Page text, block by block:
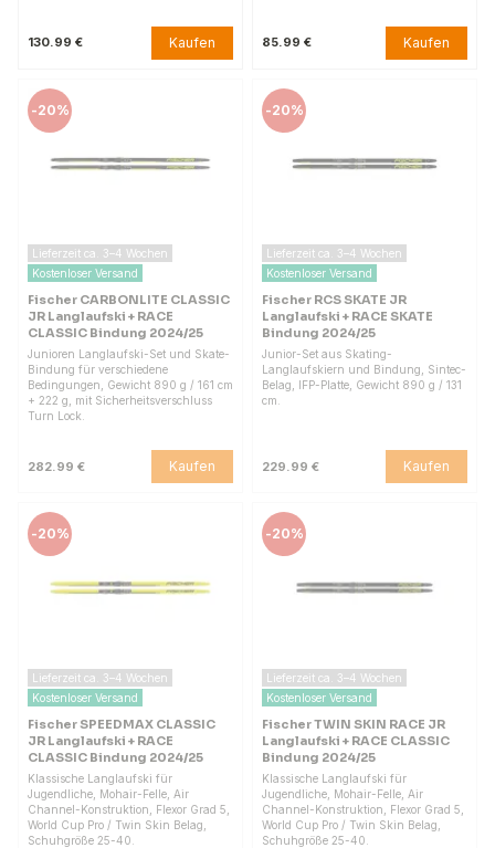
130.99 € Kaufen 85.99 € Kaufen
-20%
Lieferzeit ca. 3–4 Wochen
Kostenloser Versand
Fischer CARBONLITE CLASSIC
JR Langlaufski + RACE
CLASSIC Bindung 2024/25
Junioren Langlaufski-Set und Skate-
Bindung für verschiedene
Bedingungen, Gewicht 890 g / 161 cm
+ 222 g, mit Sicherheitsverschluss
Turn Lock.
282.99 € Kaufen
-20%
Lieferzeit ca. 3–4 Wochen
Kostenloser Versand
Fischer RCS SKATE JR
Langlaufski + RACE SKATE
Bindung 2024/25
Junior-Set aus Skating-
Langlaufskiern und Bindung, Sintec-
Belag, IFP-Platte, Gewicht 890 g / 131
cm.
229.99 € Kaufen
-20%
Lieferzeit ca. 3–4 Wochen
Kostenloser Versand
Fischer SPEEDMAX CLASSIC
JR Langlaufski + RACE
CLASSIC Bindung 2024/25
Klassische Langlaufski für
Jugendliche, Mohair-Felle, Air
Channel-Konstruktion, Flexor Grad 5,
World Cup Pro / Twin Skin Belag,
Schuhgröße 25-40.
-20%
Lieferzeit ca. 3–4 Wochen
Kostenloser Versand
Fischer TWIN SKIN RACE JR
Langlaufski + RACE CLASSIC
Bindung 2024/25
Klassische Langlaufski für
Jugendliche, Mohair-Felle, Air
Channel-Konstruktion, Flexor Grad 5,
World Cup Pro / Twin Skin Belag,
Schuhgröße 25-40.